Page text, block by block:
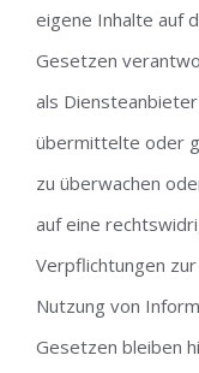
eigene Inhalte auf
Gesetzen
als
übermittelte oder
zu überwachen
auf eine
Verpflichtungen
Nutzung von
Gesetzen bleiben